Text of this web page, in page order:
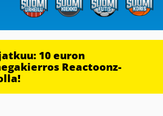
10 euron
Reactoonz-